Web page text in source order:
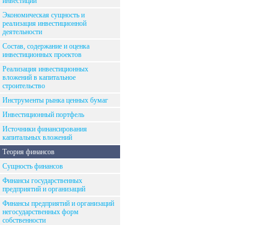
Экономическая сущность и
реализация инвестиционной
деятельности
Состав, содержание и оценка
инвестиционных проектов
Реализация инвестиционных
вложений в капитальное
строительство
Инструменты рынка ценных бумаг
Инвестиционный портфель
Источники финансирования
капитальных вложений
Теория финансов
Сущность финансов
Финансы государственных
предприятий и организаций
Финансы предприятий и организаций
негосударственных форм
собственности